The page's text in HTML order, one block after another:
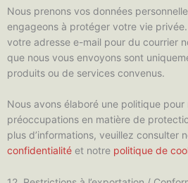
Nous prenons vos données
engageons à protéger votre vie privée.
votre adresse e-mail pour du courrier
que nous vous envoyons sont
produits ou de services convenus.
Nous avons élaboré une politique
préoccupations en matière de
plus d’informations, veuillez consulter
confidentialité et notre politique de